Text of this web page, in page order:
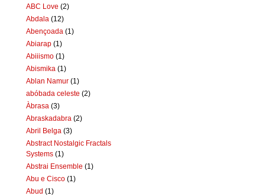
ABC Love (2)
Abdala (12)
Abençoada (1)
Abiarap (1)
Abiiismo (1)
Abismika (1)
Ablan Namur (1)
abóbada celeste (2)
Àbrasa (3)
Abraskadabra (2)
Abril Belga (3)
Abstract Nostalgic Fractals
Systems (1)
Abstrai Ensemble (1)
Abu e Cisco (1)
Abud (1)